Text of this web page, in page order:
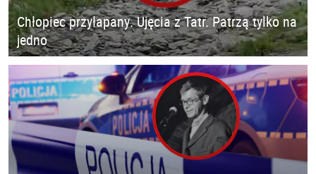
Chłopiec przyłapany. Ujęcia z Tatr. Patrzą tylko na
jedno